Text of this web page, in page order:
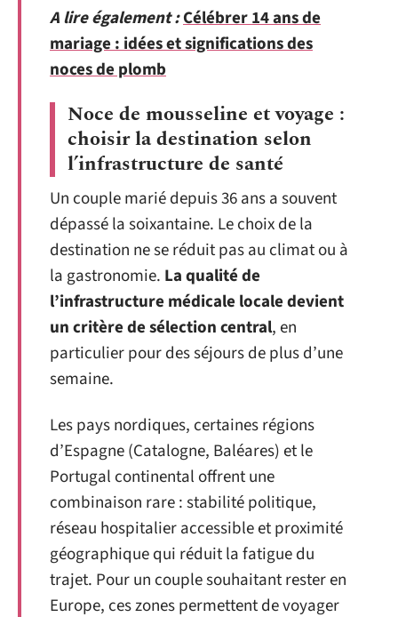
A lire également :Célébrer 14 ans de
mariage : idées et significations des
noces de plomb
Noce de mousseline et voyage :
choisir la destination selon
l’infrastructure de santé
Un couple marié depuis 36 ans a souvent
dépassé la soixantaine. Le choix de la
destination ne se réduit pas au climat ou à
la gastronomie. La qualité de
l’infrastructure médicale locale devient
un critère de sélection central, en
particulier pour des séjours de plus d’une
semaine.
Les pays nordiques, certaines régions
d’Espagne (Catalogne, Baléares) et le
Portugal continental offrent une
combinaison rare : stabilité politique,
réseau hospitalier accessible et proximité
géographique qui réduit la fatigue du
trajet. Pour un couple souhaitant rester en
Europe, ces zones permettent de voyager